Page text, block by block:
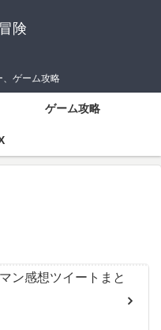
険
、ゲーム攻略
ゲーム攻略
ン感想ツイートまと